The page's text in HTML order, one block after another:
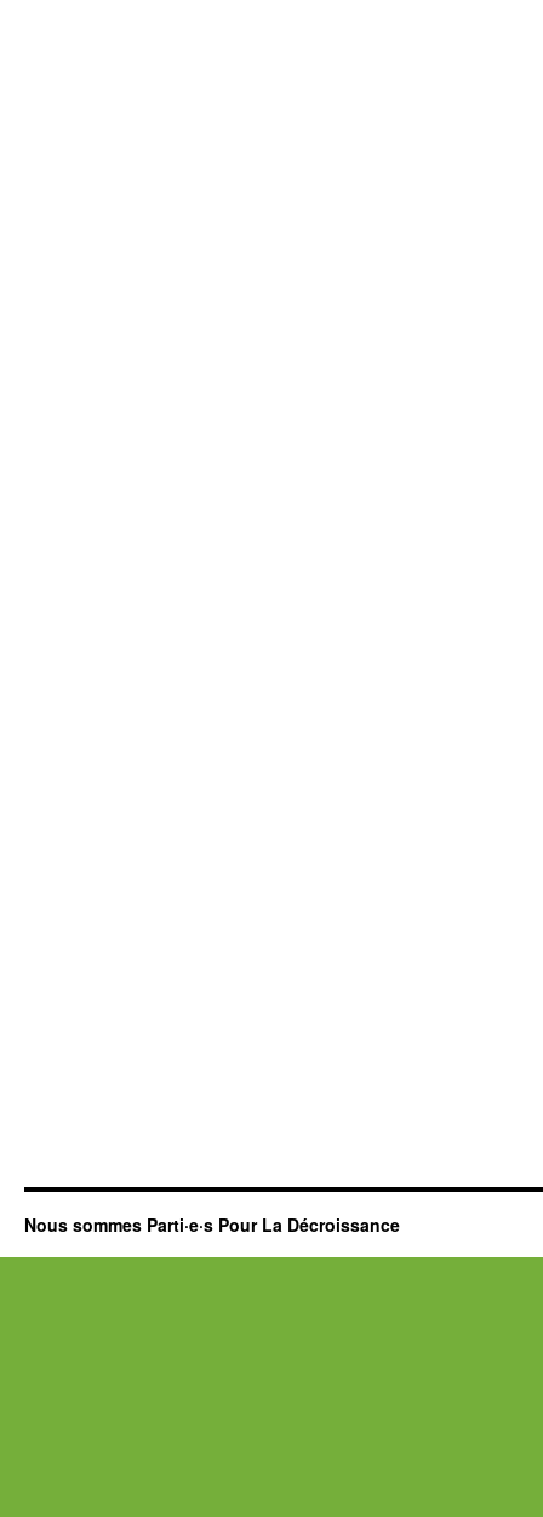
Nous sommes Parti·e·s Pour La Décroissance